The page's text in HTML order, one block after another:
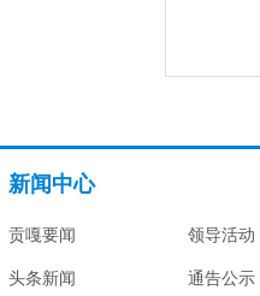
新闻中心
贡嘎要闻
头条新闻
领导活动
通告公示